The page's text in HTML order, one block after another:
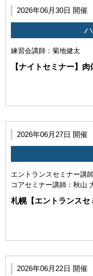
利用者は事前に自己
な機器（パソコン・
Zoomが提示する各規
が提供するサービス
(2)Zoomの利用目的
当研究所と利用者と
2026年06月30日 開催
練習会講師：菊地健太
【ナイトセミナー】
2026年06月27日 開催
エントランスセミナー講
コアセミナー講師：秋山
札幌【エントランスセ
2026年06月22日 開催